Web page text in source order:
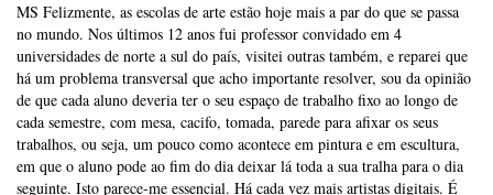
MS Felizmente, as escolas de arte estão hoje mais a par do que se passa
no mundo. Nos últimos 12 anos fui professor convidado em 4
universidades de norte a sul do país, visitei outras também, e reparei que
há um problema transversal que acho importante resolver, sou da opinião
de que cada aluno deveria ter o seu espaço de trabalho fixo ao longo de
cada semestre, com mesa, cacifo, tomada, parede para afixar os seus
trabalhos, ou seja, um pouco como acontece em pintura e em escultura,
em que o aluno pode ao fim do dia deixar lá toda a sua tralha para o dia
seguinte. Isto parece-me essencial. Há cada vez mais artistas digitais. É